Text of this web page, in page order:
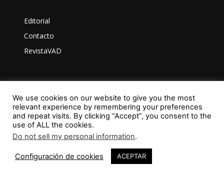
Editorial
Contacto
RevistaVAD
Aviso Legal
Privacidad
Política de Cookies
ISSN: 2603-6401
We use cookies on our website to give you the most
relevant experience by remembering your preferences
and repeat visits. By clicking “Accept”, you consent to the
use of ALL the cookies.
Do not sell my personal information.
Configuración de cookies ACEPTAR